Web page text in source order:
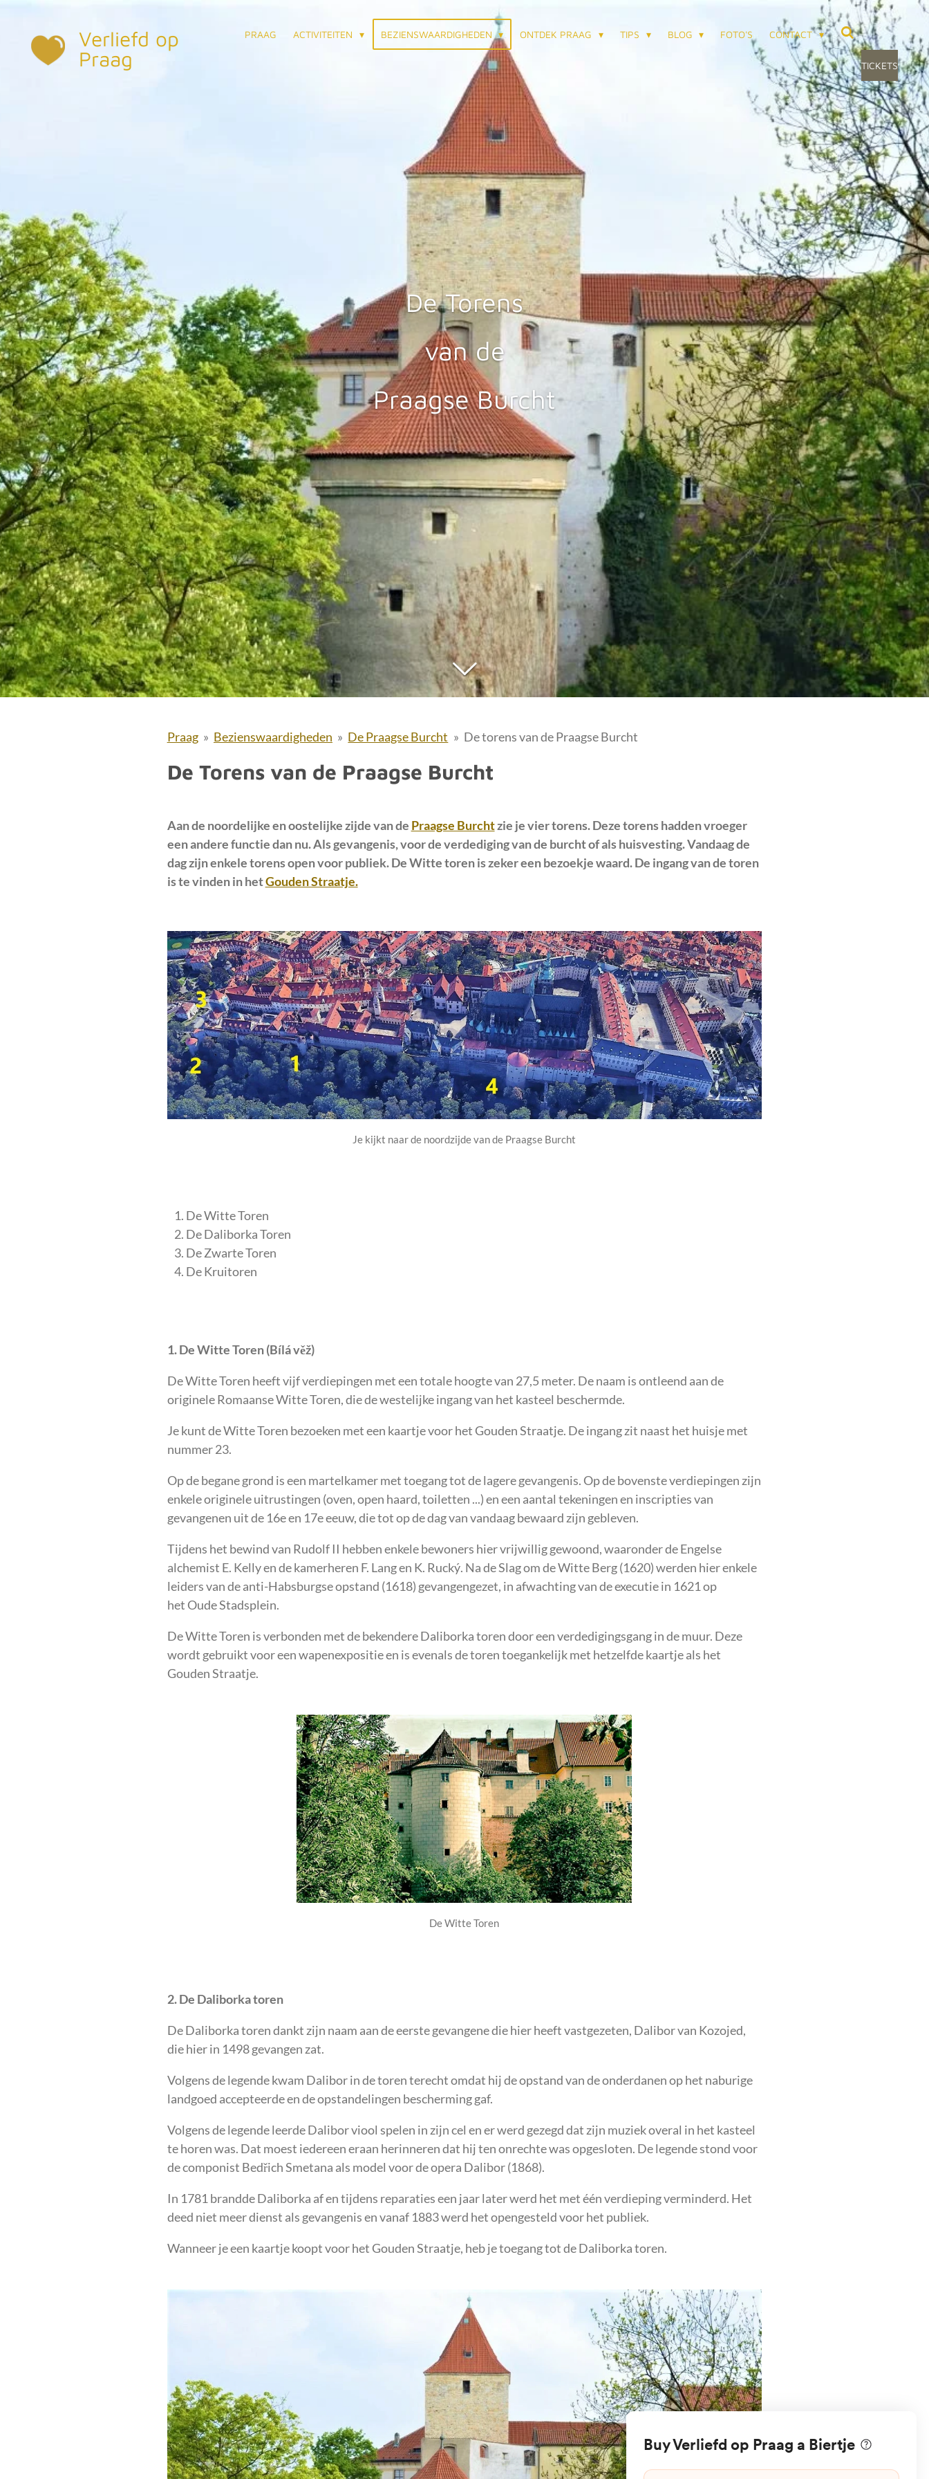
direct
naar
Verliefd op
Praag
PRAAG ACTIVITEITEN BEZIENSWAARDIGHEDEN ONTDEK PRAAG TIPS BLOG FOTO'S CONTACT
TICKETS
De Torens
van de
Praagse Burcht
Praag » Bezienswaardigheden » De Praagse Burcht » De torens van de Praagse Burcht
De Torens van de Praagse Burcht
Aan de noordelijke en oostelijke zijde van de Praagse Burchtzie je vier torens. Deze torens hadden vroeger
een andere functie dan nu. Als gevangenis, voor de verdediging van de burcht of als huisvesting. Vandaag de
dag zijn enkele torens open voor publiek. De Witte toren is zeker een bezoekje waard. De ingang van de toren
is te vinden in hetGouden Straatje.
Je kijkt naar de noordzijde van de Praagse Burcht
De Witte Toren
De Daliborka Toren
De Zwarte Toren
De Kruitoren
1. De Witte Toren (Bílá věž)
De Witte Toren heeft vijf verdiepingen met een totale hoogte van 27,5 meter. De naam is ontleend aan de
originele Romaanse Witte Toren, die de westelijke ingang van het kasteel beschermde.
Je kunt de Witte Toren bezoeken met een kaartje voor het Gouden Straatje. De ingang zit naast het huisje met
nummer 23.
Op de begane grond is een martelkamer met toegang tot de lagere gevangenis. Op de bovenste verdiepingen zijn
enkele originele uitrustingen (oven, open haard, toiletten ...) en een aantal tekeningen en inscripties van
gevangenen uit de 16e en 17e eeuw, die tot op de dag van vandaag bewaard zijn gebleven.
Tijdens het bewind van Rudolf II hebben enkele bewoners hier vrijwillig gewoond, waaronder de Engelse
alchemist E. Kelly en de kamerheren F. Lang en K. Rucký. Na de Slag om de Witte Berg (1620) werden hier enkele
leiders van de anti-Habsburgse opstand (1618) gevangengezet, in afwachting van de executie in 1621 op
het Oude Stadsplein.
De Witte Toren is verbonden met de bekendere Daliborka toren door een verdedigingsgang in de muur. Deze
wordt gebruikt voor een wapenexpositie en is evenals de toren toegankelijk met hetzelfde kaartje als het
Gouden Straatje.
De Witte Toren
2. De Daliborka toren
De Daliborka toren dankt zijn naam aan de eerste gevangene die hier heeft vastgezeten, Dalibor van Kozojed,
die hier in 1498 gevangen zat.
Volgens de legende kwam Dalibor in de toren terecht omdat hij de opstand van de onderdanen op het naburige
landgoed accepteerde en de opstandelingen bescherming gaf.
Volgens de legende leerde Dalibor viool spelen in zijn cel en er werd gezegd dat zijn muziek overal in het kasteel
te horen was. Dat moest iedereen eraan herinneren dat hij ten onrechte was opgesloten. De legende stond voor
de componist Bedřich Smetana als model voor de opera Dalibor (1868).
In 1781 brandde Daliborka af en tijdens reparaties een jaar later werd het met één verdieping verminderd. Het
deed niet meer dienst als gevangenis en vanaf 1883 werd het opengesteld voor het publiek.
Wanneer je een kaartje koopt voor het Gouden Straatje, heb je toegang tot de Daliborka toren.